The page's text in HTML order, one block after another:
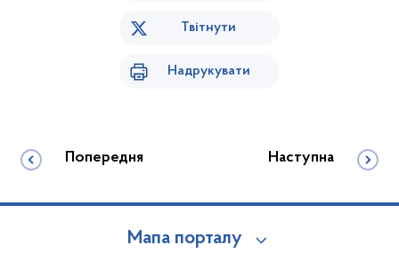
Твітнути
Надрукувати
Попередня Наступна
Мапа порталу